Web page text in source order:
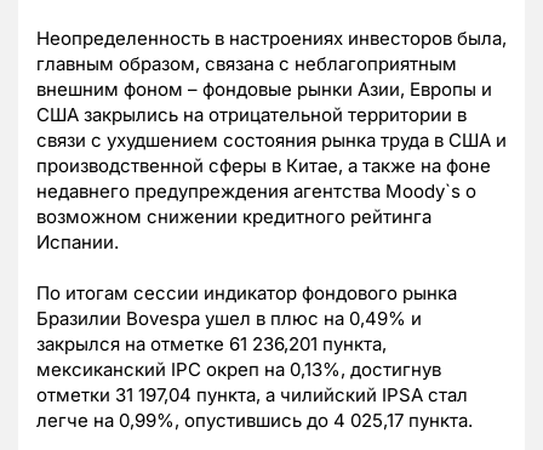
Неопределенность в настроениях инвесторов была,
главным образом, связана с неблагоприятным
внешним фоном – фондовые рынки Азии, Европы и
США закрылись на отрицательной территории в
связи с ухудшением состояния рынка труда в США и
производственной сферы в Китае, а также на фоне
недавнего предупреждения агентства Moody`s о
возможном снижении кредитного рейтинга
Испании.
По итогам сессии индикатор фондового рынка
Бразилии Bovespa ушел в плюс на 0,49% и
закрылся на отметке 61 236,201 пункта,
мексиканский IPC окреп на 0,13%, достигнув
отметки 31 197,04 пункта, а чилийский IPSA стал
легче на 0,99%, опустившись до 4 025,17 пункта.